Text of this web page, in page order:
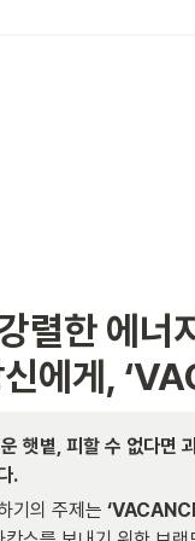
렬한 에너
에게,
햇볕, 피할 수 없다면
.
기의 주제는